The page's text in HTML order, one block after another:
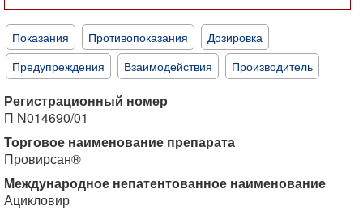
Показания Противопоказания
Дозировка
Предупреждения
Взаимодействия Производитель
Регистрационный номер
П N014690/01
Торговое наименование препарата
Провирсан®
Международное непатентованное наименование
Ацикловир